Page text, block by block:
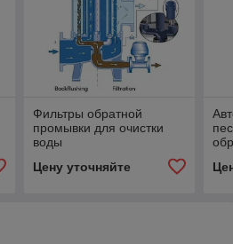
Фильтры обратной
промывки для очистки
воды
Цену уточняйте